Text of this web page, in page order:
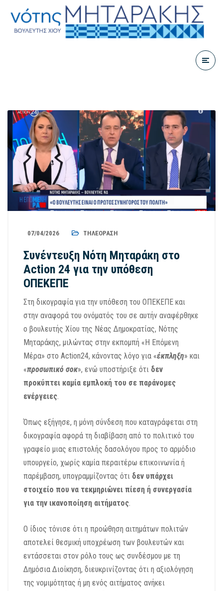
07/04/2026 ΤΗΛΕΌΡΑΣΗ
Συνέντευξη Νότη Μηταράκη στο
Action 24 για την υπόθεση
ΟΠΕΚΕΠΕ
Στη δικογραφία για την υπόθεση του ΟΠΕΚΕΠΕ και
στην αναφορά του ονόματός του σε αυτήν αναφέρθηκε
ο βουλευτής Χίου της Νέας Δημοκρατίας, Νότης
Μηταράκης, μιλώντας στην εκπομπή «Η Επόμενη
Μέρα» στο Action24, κάνοντας λόγο για «έκπληξη» και
«προσωπικό σοκ», ενώ υποστήριξε ότι δεν
προκύπτει καμία εμπλοκή του σε παράνομες
ενέργειες.
Όπως εξήγησε, η μόνη σύνδεση που καταγράφεται στη
δικογραφία αφορά τη διαβίβαση από το πολιτικό του
γραφείο μιας επιστολής δασολόγου προς το αρμόδιο
υπουργείο, χωρίς καμία περαιτέρω επικοινωνία ή
παρέμβαση, υπογραμμίζοντας ότι δεν υπάρχει
στοιχείο που να τεκμηριώνει πίεση ή συνεργασία
για την ικανοποίηση αιτήματος.
Ο ίδιος τόνισε ότι η προώθηση αιτημάτων πολιτών
αποτελεί θεσμική υποχρέωση των βουλευτών και
εντάσσεται στον ρόλο τους ως συνδέσμου με τη
Δημόσια Διοίκηση, διευκρινίζοντας ότι η αξιολόγηση
της νομιμότητας ή μη ενός αιτήματος ανήκει